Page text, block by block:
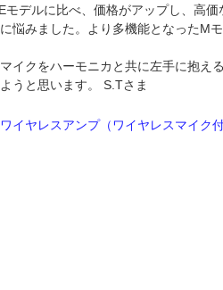
モデルに比べ、価格がアップし、高
悩みました。より多機能となったM
イクをハーモニカと共に左手に抱え
うと思います。 S.Tさま
イヤレスアンプ（ワイヤレスマイク